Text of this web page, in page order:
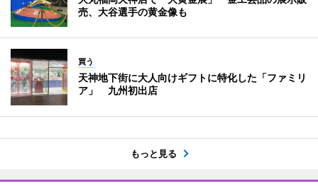
売、大谷選手の黄金像も
買う
天神地下街に大人向けギフトに特化した「ファミリ
ア」 九州初出店
もっと見る